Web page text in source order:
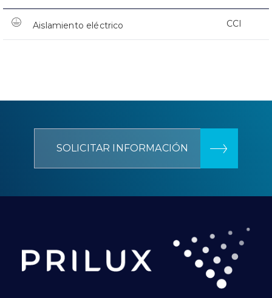
Aislamiento eléctrico CCI
SOLICITAR INFORMACIÓN